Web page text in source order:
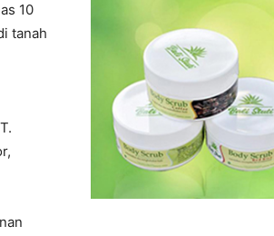
10
tanah